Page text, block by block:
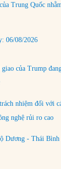
Trung Quốc
06/08/2026
giao của Trump
nhiệm đối với
nghệ rủi ro cao
Dương - Thái Bình